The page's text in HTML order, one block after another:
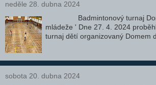
neděle 28. dubna 2024
Badmintonový turnaj
mládeže ' Dne 27. 4. 2024
turnaj dětí organizovaný Domem
sobota 20. dubna 2024